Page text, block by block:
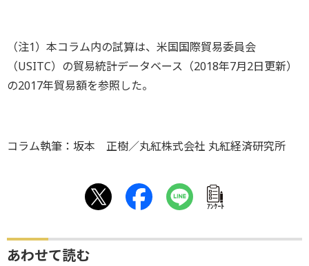
（注1）本コラム内の試算は、米国国際貿易委員会
（USITC）の貿易統計データベース（2018年7月2日更新）
の2017年貿易額を参照した。
コラム執筆：坂本 正樹／丸紅株式会社 丸紅経済研究所
ｱﾝｹｰﾄ
あわせて読む